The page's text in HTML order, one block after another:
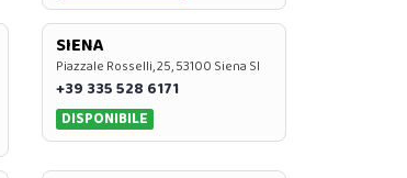
SIENA
Piazzale Rosselli, 25, 53100 Siena SI
+39 335 528 6171
DISPONIBILE